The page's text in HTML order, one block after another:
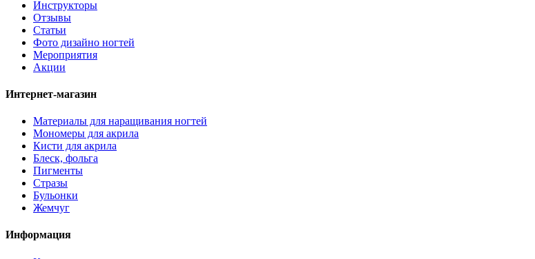
Инструкторы
Отзывы
Статьи
Фото дизайно ногтей
Мероприятия
Акции
Интернет-магазин
Материалы для наращивания ногтей
Мономеры для акрила
Кисти для акрила
Блеск, фольга
Пигменты
Стразы
Бульонки
Жемчуг
Информация